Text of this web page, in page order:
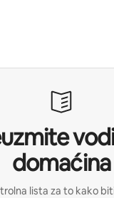
domaćina
lista za to kako